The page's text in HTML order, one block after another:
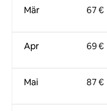
Mär
Apr
Mai
67 €
69 €
87 €